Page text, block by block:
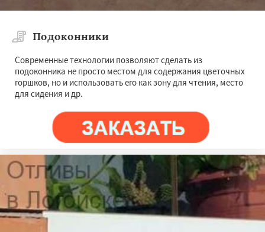
Подоконники
Современные технологии позволяют сделать из
подоконника не просто местом для содержания цветочных
горшков, но и использовать его как зону для чтения, место
для сидения и др.